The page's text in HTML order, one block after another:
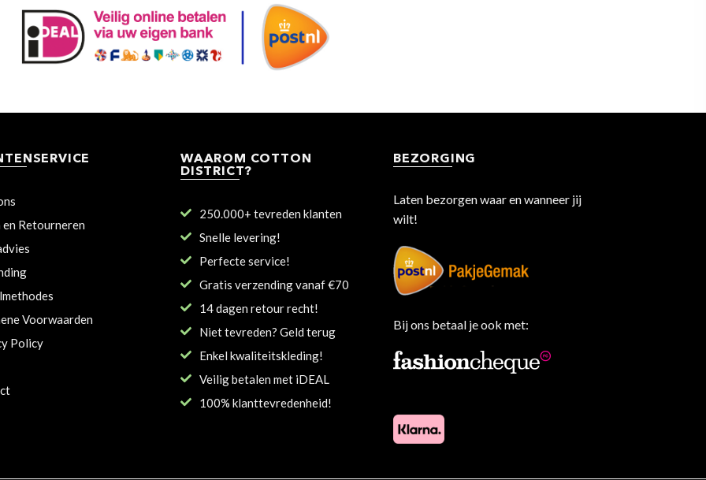
en Retourneren
Voorwaarden
Policy
WAAROM COTTON
DISTRICT?
250.000+ tevreden klanten
Snelle levering!
Perfecte service!
Gratis verzending vanaf €70
14 dagen retour recht!
Niet tevreden? Geld terug
Enkel kwaliteitskleding!
Veilig betalen met iDEAL
100% klanttevredenheid!
BEZORGING
Laten bezorgen waar en wanneer jij
wilt!
Bij ons betaal je ook met: